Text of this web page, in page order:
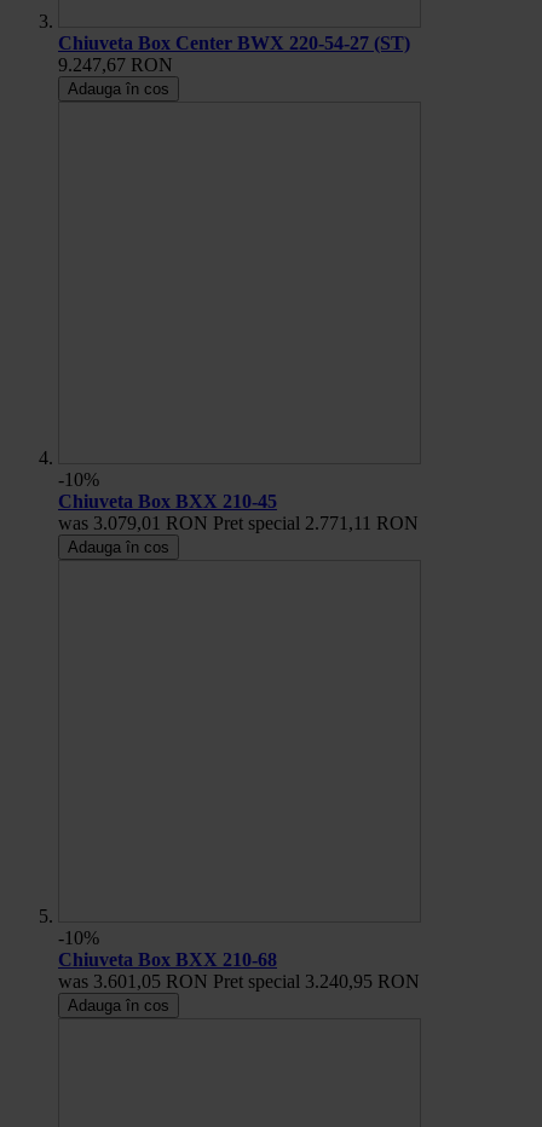
Chiuveta Box Center BWX 220-54-27 (ST)
9.247,67 RON
Adauga în cos
-10%
Chiuveta Box BXX 210-45
was 3.079,01 RON Pret special 2.771,11 RON
Adauga în cos
-10%
Chiuveta Box BXX 210-68
was 3.601,05 RON Pret special 3.240,95 RON
Adauga în cos